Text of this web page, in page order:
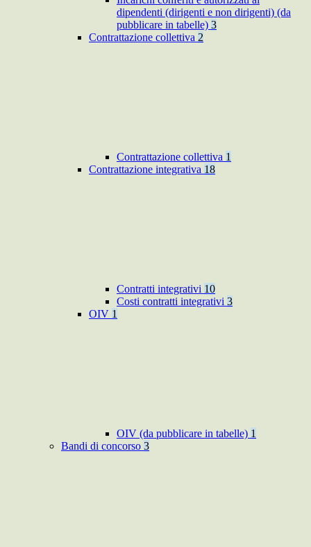
dipendenti (dirigenti e non dirigenti) (da
pubblicare in tabelle) 3
Contrattazione collettiva 2
Contrattazione collettiva 1
Contrattazione integrativa 18
Contratti integrativi 10
Costi contratti integrativi 3
OIV 1
OIV (da pubblicare in tabelle) 1
Bandi di concorso 3